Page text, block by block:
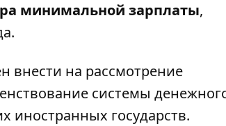
минимальной зарплаты,
внести на рассмотрение
системы
иностранных государств.